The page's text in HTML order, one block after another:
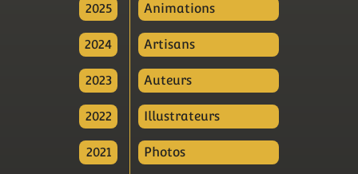
2025
2024
2023
2022
2021
Animations
Artisans
Auteurs
Illustrateurs
Photos